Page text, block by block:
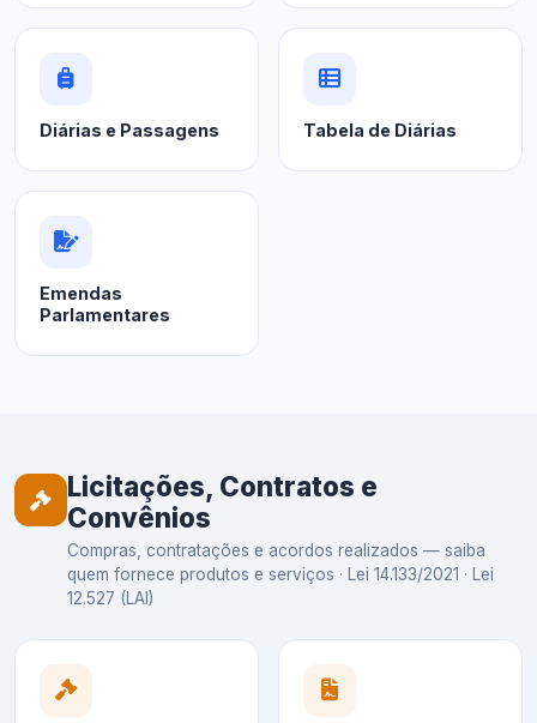
Diárias e Passagens Tabela de Diárias
Emendas
Parlamentares
Licitações, Contratos e
Convênios
Compras, contratações e acordos realizados — saiba
quem fornece produtos e serviços · Lei 14.133/2021 · Lei
12.527 (LAI)